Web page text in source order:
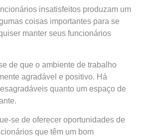
insatisfeitos produzam um
coisas importantes para se
manter seus funcionários
de que o ambiente de trabalho
agradável e positivo. Há
quanto um espaço de
se de oferecer oportunidades de
que têm um bom